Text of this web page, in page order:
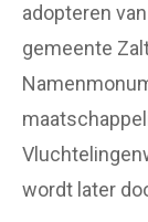
adopteren
gemeente
wordt later